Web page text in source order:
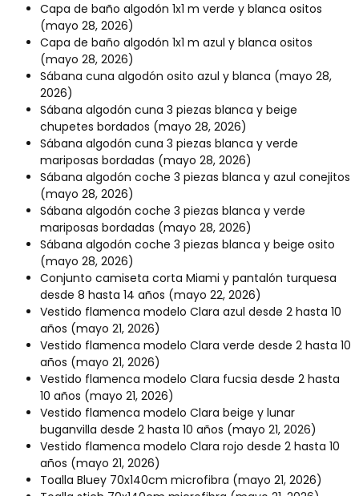
Capa de baño algodón 1x1 m verde y blanca ositos
(mayo 28, 2026)
Capa de baño algodón 1x1 m azul y blanca ositos
(mayo 28, 2026)
Sábana cuna algodón osito azul y blanca (mayo 28,
2026)
Sábana algodón cuna 3 piezas blanca y beige
chupetes bordados (mayo 28, 2026)
Sábana algodón cuna 3 piezas blanca y verde
mariposas bordadas (mayo 28, 2026)
Sábana algodón coche 3 piezas blanca y azul conejitos
(mayo 28, 2026)
Sábana algodón coche 3 piezas blanca y verde
mariposas bordadas (mayo 28, 2026)
Sábana algodón coche 3 piezas blanca y beige osito
(mayo 28, 2026)
Conjunto camiseta corta Miami y pantalón turquesa
desde 8 hasta 14 años (mayo 22, 2026)
Vestido flamenca modelo Clara azul desde 2 hasta 10
años (mayo 21, 2026)
Vestido flamenca modelo Clara verde desde 2 hasta 10
años (mayo 21, 2026)
Vestido flamenca modelo Clara fucsia desde 2 hasta
10 años (mayo 21, 2026)
Vestido flamenca modelo Clara beige y lunar
buganvilla desde 2 hasta 10 años (mayo 21, 2026)
Vestido flamenca modelo Clara rojo desde 2 hasta 10
años (mayo 21, 2026)
Toalla Bluey 70x140cm microfibra (mayo 21, 2026)